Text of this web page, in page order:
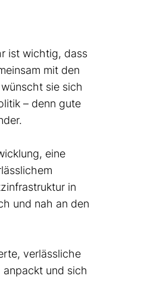
ist wichtig, dass
mit den
sie sich
– denn gute
eine
in
und nah an den
verlässliche
und sich